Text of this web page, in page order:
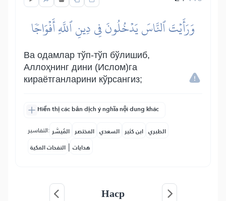
وَرَأَيۡتَ ٱلنَّاسَ يَدۡخُلُونَ فِي دِينِ ٱللَّهِ أَفۡوَاجٗا
Ва одамлар тўп-тўп бўлишиб,
Аллоҳнинг дини (Ислом)га
кираётганларини кўрсангиз;
Hiển thị các bản dịch ý nghĩa nội dung khác
التفاسير: المُيسَّر المختصر السعدي ابن كثير الطبري
النفحات المكية | هدايات
Наср